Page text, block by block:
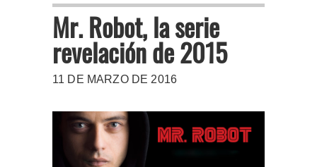
Mr. Robot, la serie
revelación de 2015
11 DE MARZO DE 2016